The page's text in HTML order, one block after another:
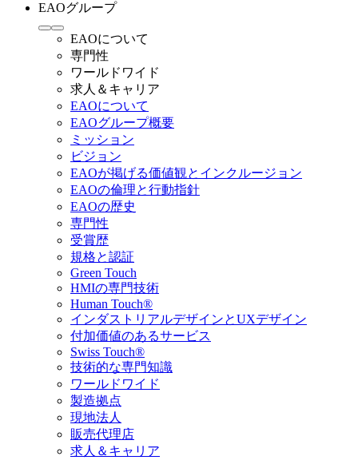
EAOグループ
EAOについて
専門性
ワールドワイド
求人＆キャリア
EAOについて
EAOグループ概要
ミッション
ビジョン
EAOが掲げる価値観とインクルージョン
EAOの倫理と行動指針
EAOの歴史
専門性
受賞歴
規格と認証
Green Touch
HMIの専門技術
Human Touch®
インダストリアルデザインとUXデザイン
付加価値のあるサービス
Swiss Touch®
技術的な専門知識
ワールドワイド
製造拠点
現地法人
販売代理店
求人＆キャリア